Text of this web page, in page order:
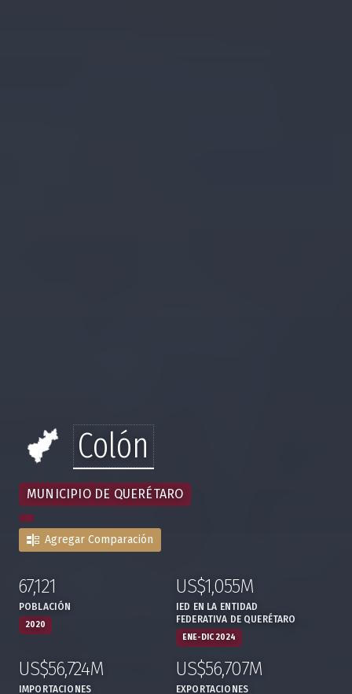
Colón
MUNICIPIO DE QUERÉTARO
Agregar Comparación
2020
:67,121
POBLACIÓN
ENE-DIC 2024
:US$1,055M
IED EN LA ENTIDAD
FEDERATIVA DE QUERÉTARO
:US$56,724M
IMPORTACIONES
:US$56,707M
EXPORTACIONES